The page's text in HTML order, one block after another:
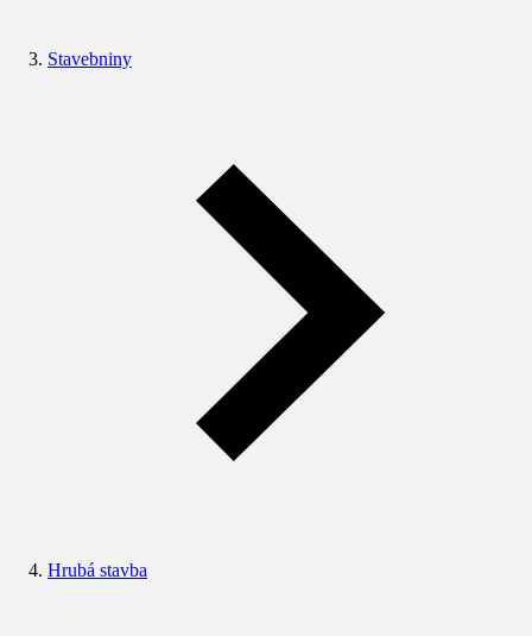
Stavebniny
Hrubá stavba